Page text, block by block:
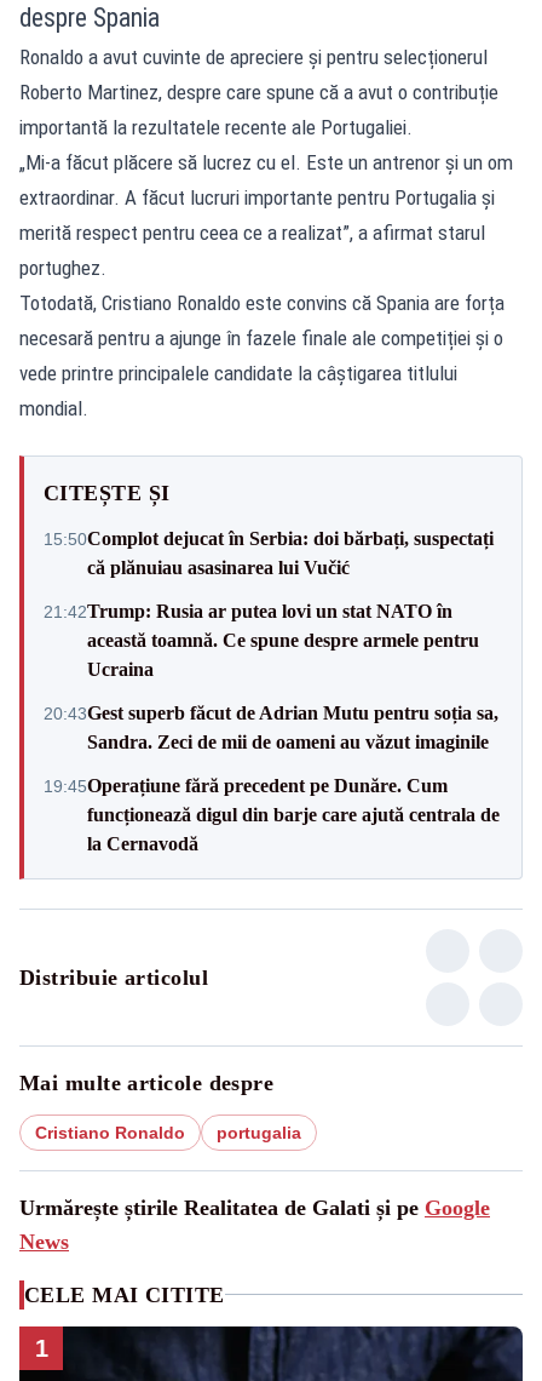
despre Spania
Ronaldo a avut cuvinte de apreciere și pentru selecționerul
Roberto Martinez, despre care spune că a avut o contribuție
importantă la rezultatele recente ale Portugaliei.
„Mi-a făcut plăcere să lucrez cu el. Este un antrenor și un om
extraordinar. A făcut lucruri importante pentru Portugalia și
merită respect pentru ceea ce a realizat”, a afirmat starul
portughez.
Totodată, Cristiano Ronaldo este convins că Spania are forța
necesară pentru a ajunge în fazele finale ale competiției și o
vede printre principalele candidate la câștigarea titlului
mondial.
CITEȘTE ȘI
15:50Complot dejucat în Serbia: doi bărbați, suspectați
că plănuiau asasinarea lui Vučić
21:42Trump: Rusia ar putea lovi un stat NATO în
această toamnă. Ce spune despre armele pentru
Ucraina
20:43Gest superb făcut de Adrian Mutu pentru soția sa,
Sandra. Zeci de mii de oameni au văzut imaginile
19:45Operațiune fără precedent pe Dunăre. Cum
funcționează digul din barje care ajută centrala de
la Cernavodă
Distribuie articolul
Mai multe articole despre
Cristiano Ronaldo portugalia
Urmărește știrile Realitatea de Galati și pe Google
News
CELE MAI CITITE
1